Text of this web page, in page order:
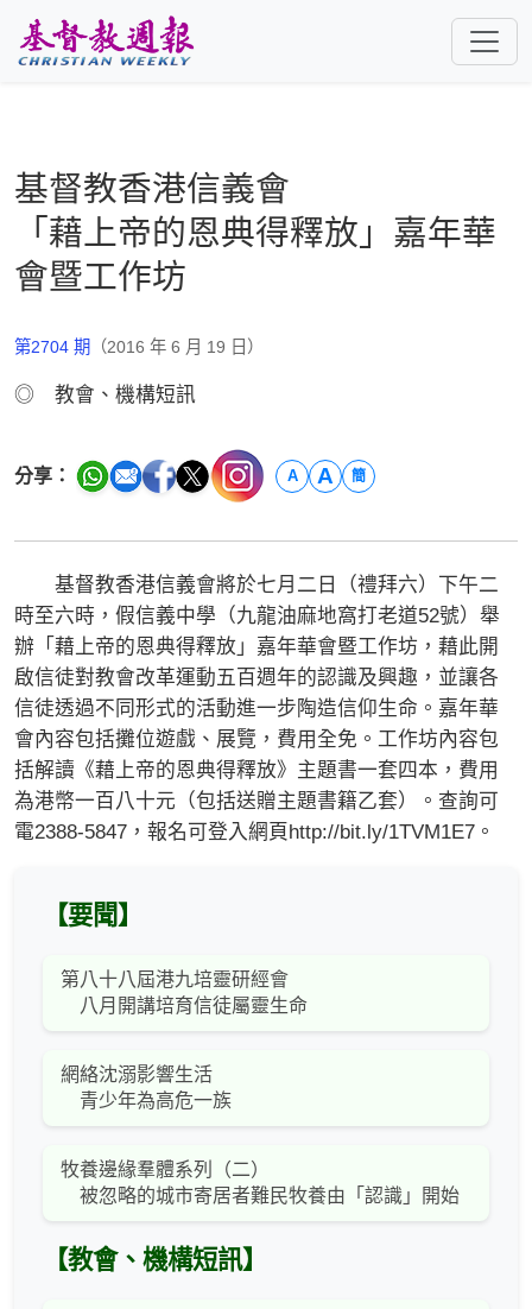
基督教香港信義會
「藉上帝的恩典得釋放」嘉年華
會暨工作坊
第2704 期 （2016 年 6 月 19 日）
◎ 教會、機構短訊
分享： A A 簡
基督教香港信義會將於七月二日（禮拜六）下午二
時至六時，假信義中學（九龍油麻地窩打老道52號）舉
辦「藉上帝的恩典得釋放」嘉年華會暨工作坊，藉此開
啟信徒對教會改革運動五百週年的認識及興趣，並讓各
信徒透過不同形式的活動進一步陶造信仰生命。嘉年華
會內容包括攤位遊戲、展覽，費用全免。工作坊內容包
括解讀《藉上帝的恩典得釋放》主題書一套四本，費用
為港幣一百八十元（包括送贈主題書籍乙套）。查詢可
電2388-5847，報名可登入網頁http://bit.ly/1TVM1E7。
【要聞】
第八十八屆港九培靈研經會
八月開講培育信徒屬靈生命
網絡沈溺影響生活
青少年為高危一族
牧養邊緣羣體系列（二）
被忽略的城市寄居者難民牧養由「認識」開始
【教會、機構短訊】